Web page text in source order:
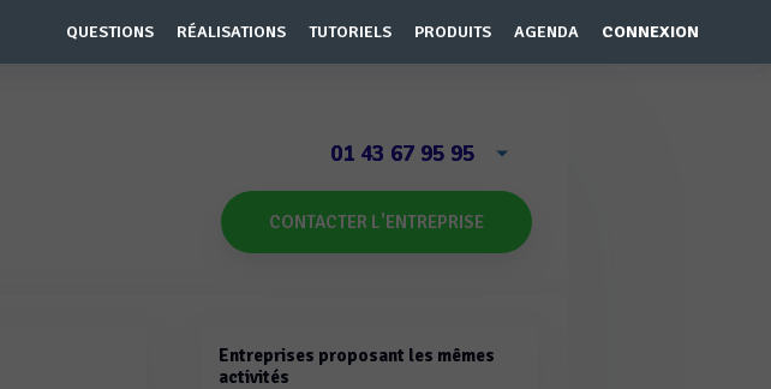
QUESTIONS RÉALISATIONS TUTORIELS PRODUITS AGENDA CONNEXION
01 43 67 95 95
CONTACTER L'ENTREPRISE
Entreprises proposant les mêmes
activités